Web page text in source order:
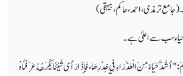
ترمذی، احمد، حاکم، بیہقی)
سب سے اعلیٰ ہے۔
" أَشَدَّ حَيَاءً مِنَ الْعَذْرَاءِ فِي خِدْرِهَا ، فَإِذَا رَأَى شَيْئًا يَكْرَهُهُ عَرَفْنَاهُ